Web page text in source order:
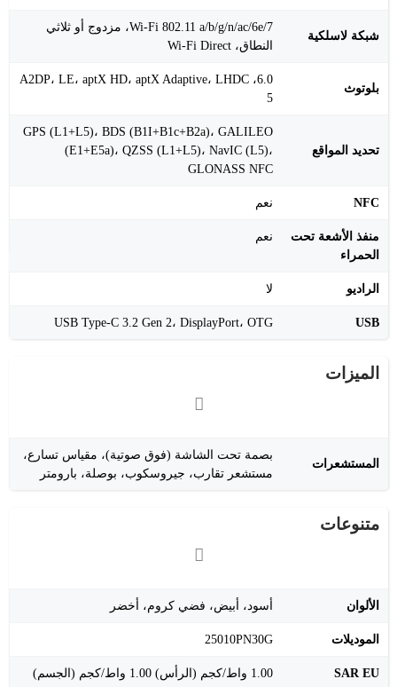
شبكة لاسلكية
Wi-Fi 802.11 a/b/g/n/ac/6e/7، مزدوج أو ثلاثي
النطاق، Wi-Fi Direct
بلوتوث
6.0، A2DP، LE، aptX HD، aptX Adaptive، LHDC
5
تحديد المواقع
GPS (L1+L5)، BDS (B1I+B1c+B2a)، GALILEO
(E1+E5a)، QZSS (L1+L5)، NavIC (L5)،
GLONASS NFC
NFC نعم
منفذ الأشعة تحت
الحمراء
نعم
الراديو لا
USB USB Type-C 3.2 Gen 2، DisplayPort، OTG
الميزات
المستشعرات
بصمة تحت الشاشة (فوق صوتية)، مقياس تسارع،
مستشعر تقارب، جيروسكوب، بوصلة، بارومتر
متنوعات
الألوان أسود، أبيض، فضي كروم، أخضر
الموديلات 25010PN30G
SAR EU 1.00 واط/كجم (الرأس) 1.00 واط/كجم (الجسم)